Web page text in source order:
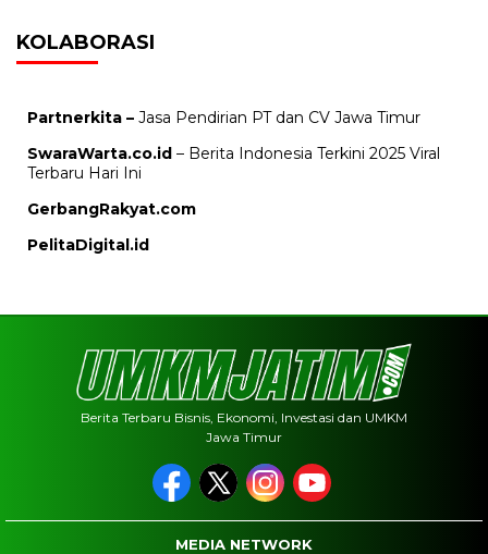
KOLABORASI
Partnerkita – Jasa Pendirian PT dan CV Jawa Timur
SwaraWarta.co.id – Berita Indonesia Terkini 2025 Viral
Terbaru Hari Ini
GerbangRakyat.com
PelitaDigital.id
Berita Terbaru Bisnis, Ekonomi, Investasi dan UMKM
Jawa Timur
MEDIA NETWORK